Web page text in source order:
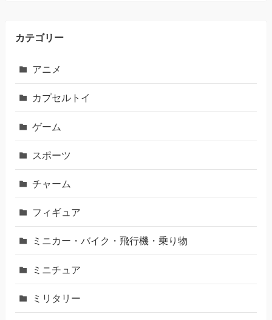
カテゴリー
アニメ
カプセルトイ
ゲーム
スポーツ
チャーム
フィギュア
ミニカー・バイク・飛行機・乗り物
ミニチュア
ミリタリー